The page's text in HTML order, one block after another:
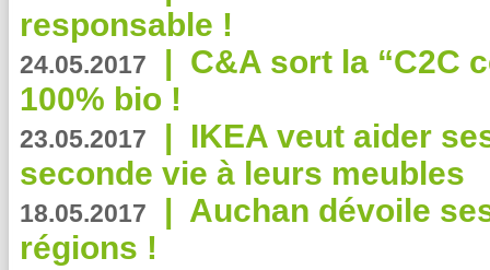
responsable !
24.05.2017 | C&A sort la “C2C
100% bio !
23.05.2017 | IKEA veut aider
seconde vie à leurs meubles
18.05.2017 | Auchan dévoile
régions !